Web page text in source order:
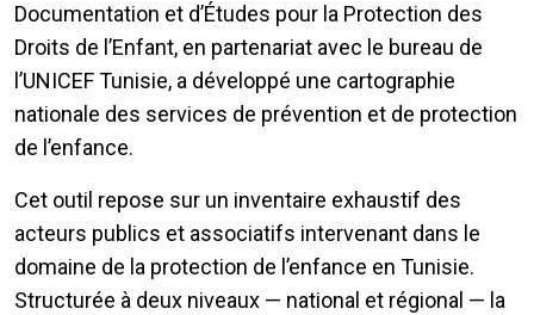
Documentation et d’Études pour la Protection des
Droits de l’Enfant, en partenariat avec le bureau de
l’UNICEF Tunisie, a développé une cartographie
nationale des services de prévention et de protection
de l’enfance.
Cet outil repose sur un inventaire exhaustif des
acteurs publics et associatifs intervenant dans le
domaine de la protection de l’enfance en Tunisie.
Structurée à deux niveaux — national et régional — la